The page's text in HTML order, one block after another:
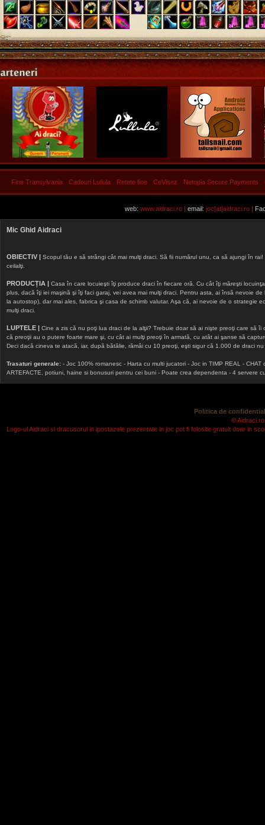
Fine Transylvania Cadouri Lullula Retete fine CeVisez Netopia Secure Payments
web: www.aidraci.ro | email: joc[at]aidraci.ro |
Mic Ghid Aidraci
OBIECTIV | Scopul tău e să strângi cât mai mulţi draci. Să fii numărul unu, ca să ajungi în
ceilalţi.
PRODUCȚIA | Casa în care locuieşti îţi produce draci în fiecare oră. Cu cât îţi măreşti
plus, dacă îţi iei maşină şi îţi faci garaj, vei avea mai mulţi draci. Pentru asta, ai însă nevoie
la autostop), dar mai ales, fabrica şi casa de schimb valutar. Aşa că, ai nevoie de o strategie
mulţi draci.
LUPTELE | Cine a zis că nu poţi lua draci de la alţii? Trebuie doar să ai nişte preoţi care să
că preoţii au o putere foarte mare şi, cu cât ai mulţi preoţi în armată, cu atât ai şanse să
Deci dacă cineva te atacă, iar, după bătălie, rămâi cu 10 preoţi, eşti sigur că 1.000 de draci
Trasaturi generale: - Joc 100% romanesc - Harta cu multi jucatori - Joc in TIMP REAL -
ARTEFACTE, potiuni, haine si bonusuri pentru cei buni - Poate crea dependenta - 4 servere
Politica de
©
Logo-ul Aidraci si dracusorul in ipostazele prezentate in joc pot fi folosite gratuit doar in